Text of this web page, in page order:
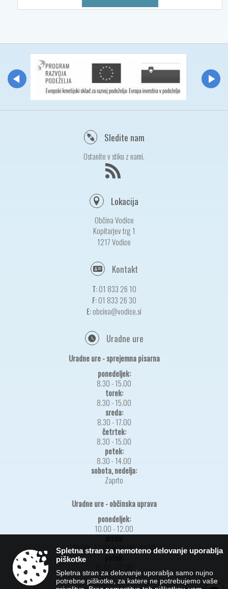
Sledite nam
Ostanite v stiku z nami.
Lokacija
Občina Vodice
Kopitarjev trg 1
1217 Vodice
Kontakt
T: 01 833 26 10
F: 01 833 26 30
E:obcina@vodice.si
Uradne ure
Uradne ure - sprejemna pisarna
ponedeljek:
8.30 - 15.00
torek:
8.30 - 15.00
sreda:
8.30 - 17.00
četrtek:
8.30 - 15.00
petek:
8.30 - 14.00
sobota, nedelja:
Zaprto
Uradne ure - občinska uprava
ponedeljek:
10.00 - 12.00
sreda:
10.00 - 12.00 in 14.00 - 17.00
Spletna stran za nemoteno delovanje uporablja
piškotke
Spletna stran za delovanje uporablja samo nujno
potrebne piškotke, za katere ne potrebujemo vaše